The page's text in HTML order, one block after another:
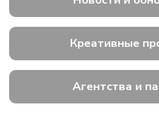
Креативные
Агентства и